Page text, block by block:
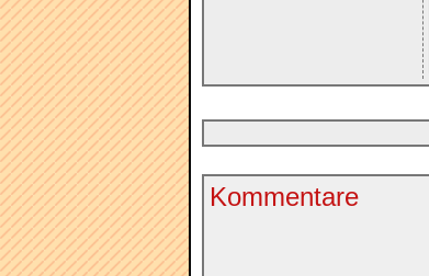
Kommentare